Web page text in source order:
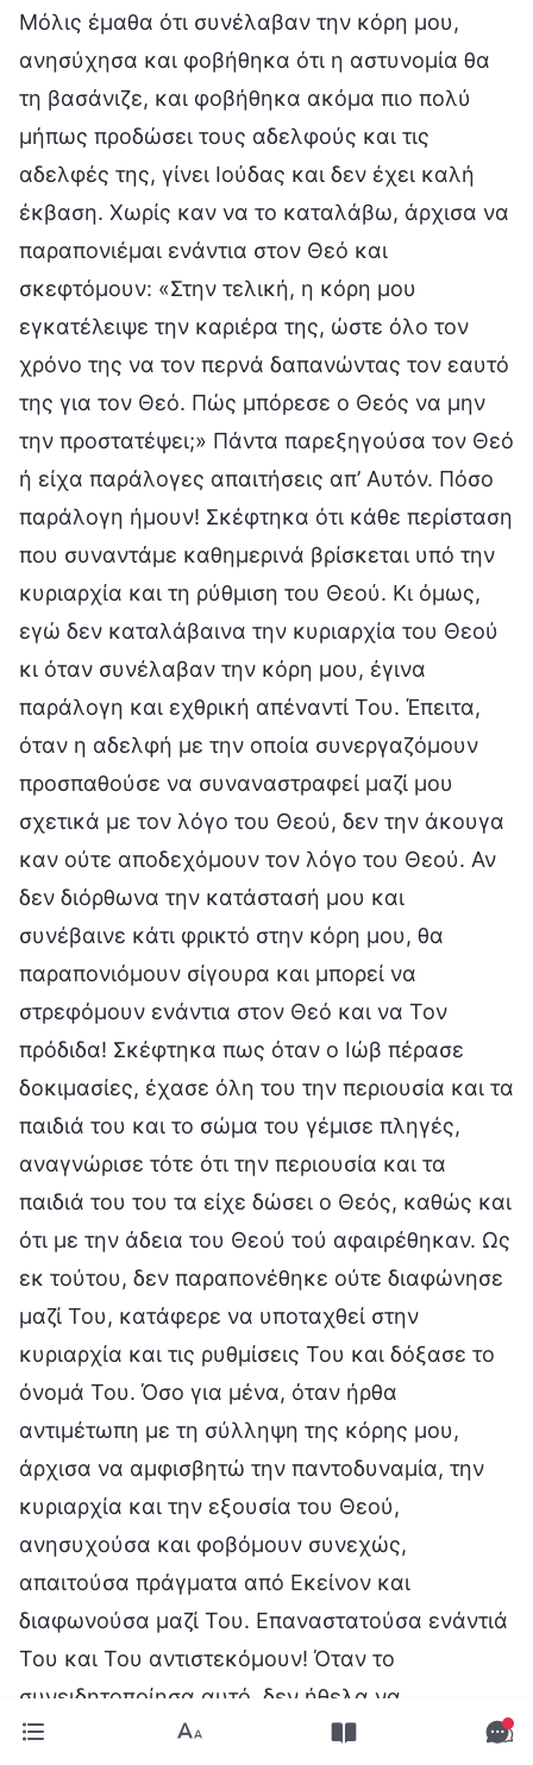
Μόλις έμαθα ότι συνέλαβαν την κόρη μου,
ανησύχησα και φοβήθηκα ότι η αστυνομία θα
τη βασάνιζε, και φοβήθηκα ακόμα πιο πολύ
μήπως προδώσει τους αδελφούς και τις
αδελφές της, γίνει Ιούδας και δεν έχει καλή
έκβαση. Χωρίς καν να το καταλάβω, άρχισα να
παραπονιέμαι ενάντια στον Θεό και
σκεφτόμουν: «Στην τελική, η κόρη μου
εγκατέλειψε την καριέρα της, ώστε όλο τον
χρόνο της να τον περνά δαπανώντας τον εαυτό
της για τον Θεό. Πώς μπόρεσε ο Θεός να μην
την προστατέψει;» Πάντα παρεξηγούσα τον Θεό
ή είχα παράλογες απαιτήσεις απ’ Αυτόν. Πόσο
παράλογη ήμουν! Σκέφτηκα ότι κάθε περίσταση
που συναντάμε καθημερινά βρίσκεται υπό την
κυριαρχία και τη ρύθμιση του Θεού. Κι όμως,
εγώ δεν καταλάβαινα την κυριαρχία του Θεού
κι όταν συνέλαβαν την κόρη μου, έγινα
παράλογη και εχθρική απέναντί Του. Έπειτα,
όταν η αδελφή με την οποία συνεργαζόμουν
προσπαθούσε να συναναστραφεί μαζί μου
σχετικά με τον λόγο του Θεού, δεν την άκουγα
καν ούτε αποδεχόμουν τον λόγο του Θεού. Αν
δεν διόρθωνα την κατάστασή μου και
συνέβαινε κάτι φρικτό στην κόρη μου, θα
παραπονιόμουν σίγουρα και μπορεί να
στρεφόμουν ενάντια στον Θεό και να Τον
πρόδιδα! Σκέφτηκα πως όταν ο Ιώβ πέρασε
δοκιμασίες, έχασε όλη του την περιουσία και τα
παιδιά του και το σώμα του γέμισε πληγές,
αναγνώρισε τότε ότι την περιουσία και τα
παιδιά του του τα είχε δώσει ο Θεός, καθώς και
ότι με την άδεια του Θεού τού αφαιρέθηκαν. Ως
εκ τούτου, δεν παραπονέθηκε ούτε διαφώνησε
μαζί Του, κατάφερε να υποταχθεί στην
κυριαρχία και τις ρυθμίσεις Του και δόξασε το
όνομά Του. Όσο για μένα, όταν ήρθα
αντιμέτωπη με τη σύλληψη της κόρης μου,
άρχισα να αμφισβητώ την παντοδυναμία, την
κυριαρχία και την εξουσία του Θεού,
ανησυχούσα και φοβόμουν συνεχώς,
απαιτούσα πράγματα από Εκείνον και
διαφωνούσα μαζί Του. Επαναστατούσα ενάντιά
Του και Του αντιστεκόμουν! Όταν το
συνειδητοποίησα αυτό, δεν ήθελα να
επαναστατήσω ενάντια στον Θεό ούτε να Του